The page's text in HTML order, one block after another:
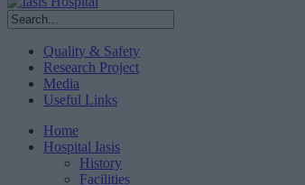
Quality & Safety
Research Project
Media
Useful Links
Home
Hospital Iasis
History
Facilities